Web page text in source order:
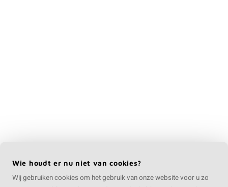
Wie houdt er nu niet van cookies?
Wij gebruiken cookies om het gebruik van onze website voor u zo